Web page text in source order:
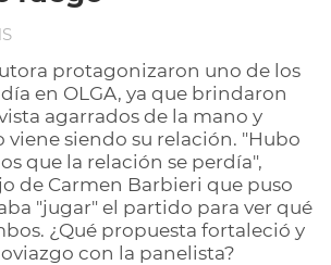
protagonizaron uno de los
en OLGA, ya que brindaron
agarrados de la mano y
siendo su relación. "Hubo
que la relación se perdía",
de Carmen Barbieri que puso
"jugar" el partido para ver qué
¿Qué propuesta fortaleció y
con la panelista?